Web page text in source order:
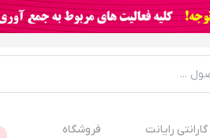
گارانتی رایانت
فروشگاه